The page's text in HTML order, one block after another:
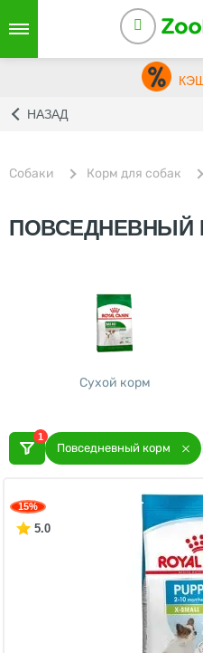
НАЗАД
Собаки Корм для собак
ПОВСЕДНЕВНЫЙ
Сухой корм
1
Повседневный корм
15%
5.0